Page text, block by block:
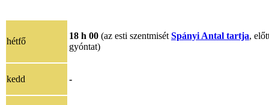
hétfő
18 h 00 (az esti szentmisét Spányi Antal tartja,
gyóntat)
kedd -